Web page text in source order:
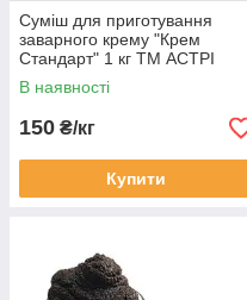
Суміш для приготування
заварного крему "Крем
Стандарт" 1 кг ТМ АСТРІ
(Україна)
В наявності
150 ₴/кг
Купити